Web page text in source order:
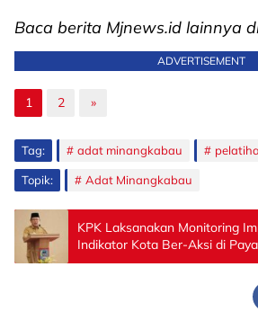
Baca berita Mjnews.id lainnya
ADVERTISEMENT
1 2 »
Tag: adat minangkabau
Topik: Adat Minangkabau
KPK Laksanakan Monitoring
Indikator Kota Ber-Aksi di